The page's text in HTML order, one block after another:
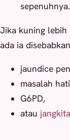
sepenuhnya.
Jika kuning lebih
ada ia
jaundice
masalah
G6PD,
atau